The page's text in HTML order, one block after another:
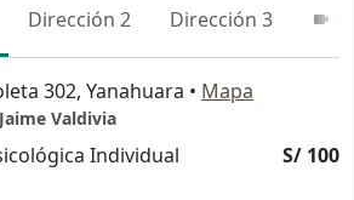
Dirección 2 Dirección 3
302, Yanahuara • Mapa
Valdivia
Individual S/ 100